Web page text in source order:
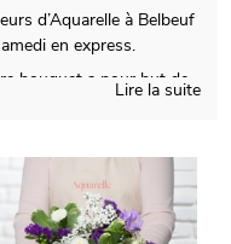
d’Aquarelle à Belbeuf
en express.
bouquet a pour but de
sera réalisé, après
ajouter une
une photo imprimée
plus personnalisé.
Lire la suite